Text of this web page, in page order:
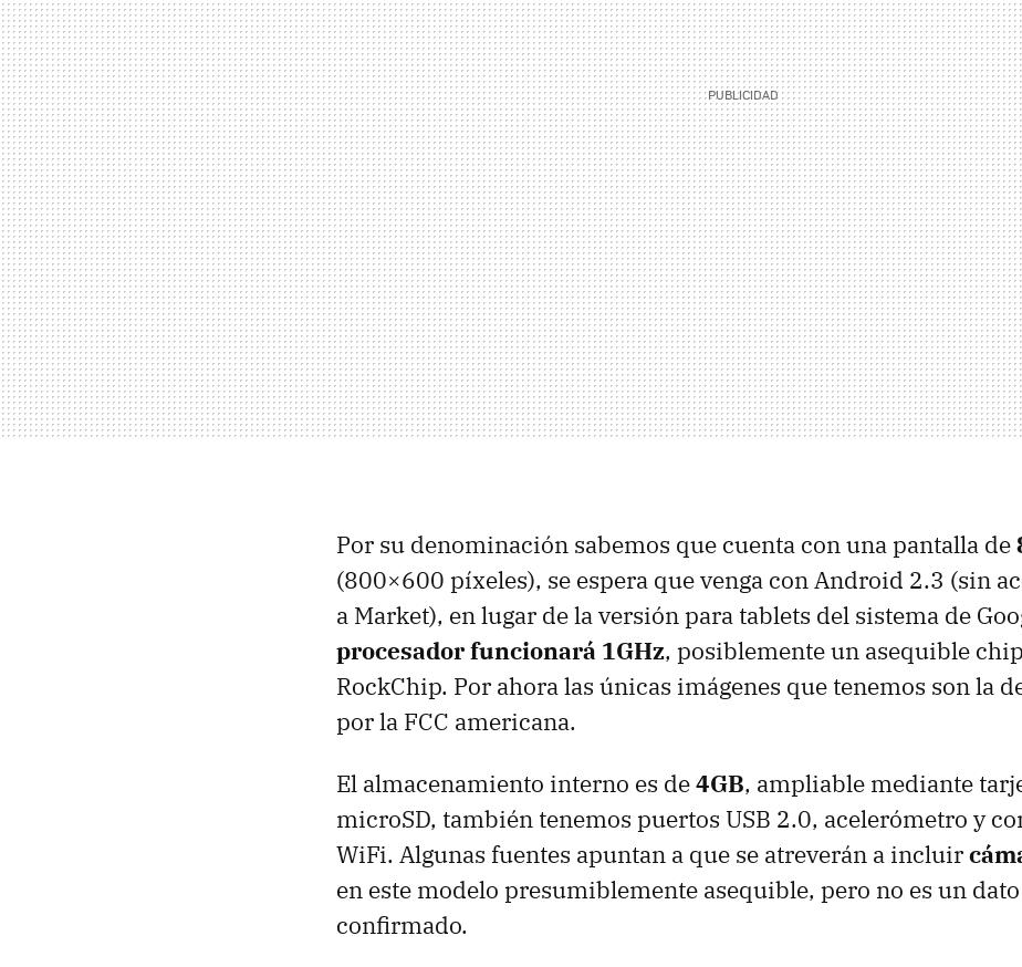
Por su denominación sabemos que cuenta con una pantalla de
(800×600 píxeles), se espera que venga con Android 2.3 (sin
a Market), en lugar de la versión para tablets del sistema de
procesador funcionará 1GHz, posiblemente un asequible
RockChip. Por ahora las únicas imágenes que tenemos son la
por la FCC americana.
El almacenamiento interno es de4GB, ampliable mediante
microSD, también tenemos puertos USB 2.0, acelerómetro y
WiFi. Algunas fuentes apuntan a que se atreverán a incluir
en este modelo presumiblemente asequible, pero no es un dato
confirmado.